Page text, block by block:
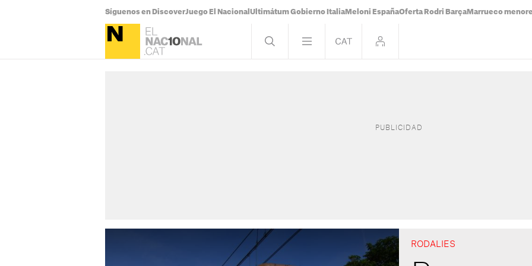
Síguenos en DiscoverJuego El Nacional Ultimátum Gobierno Italia Meloni EspañaOferta Rodri Barça Marrueco
RODALIES